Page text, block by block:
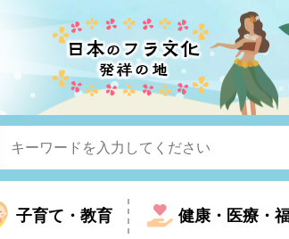
子育て・教育 健康・医療・